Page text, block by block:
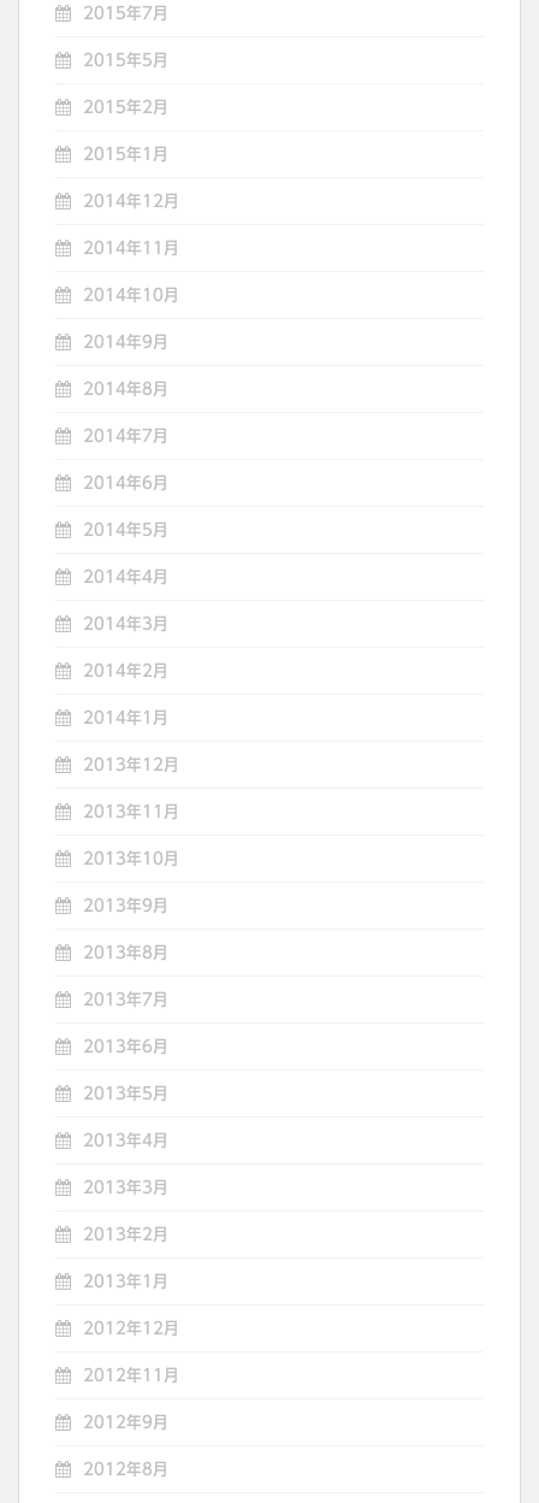
2015年7月
2015年5月
2015年2月
2015年1月
2014年12月
2014年11月
2014年10月
2014年9月
2014年8月
2014年7月
2014年6月
2014年5月
2014年4月
2014年3月
2014年2月
2014年1月
2013年12月
2013年11月
2013年10月
2013年9月
2013年8月
2013年7月
2013年6月
2013年5月
2013年4月
2013年3月
2013年2月
2013年1月
2012年12月
2012年11月
2012年9月
2012年8月